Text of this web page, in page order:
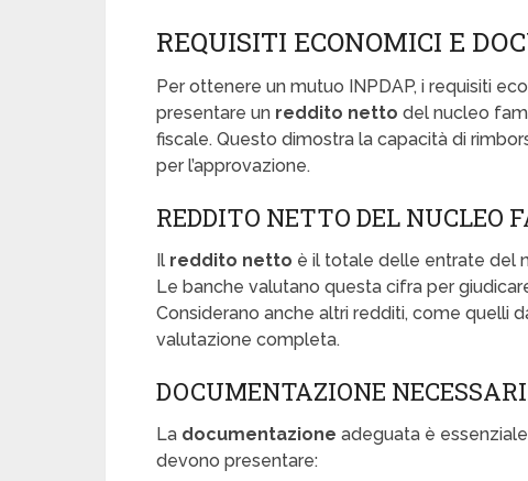
REQUISITI ECONOMICI E
Per ottenere un mutuo INPDAP, i requisiti
presentare un reddito netto del nucleo
fiscale. Questo dimostra la capacità di
per l’approvazione.
REDDITO NETTO DEL NUCLEO
Il reddito netto è il totale delle entrate del
Le banche valutano questa cifra per
Considerano anche altri redditi, come quelli
valutazione completa.
DOCUMENTAZIONE
La documentazione adeguata è
devono presentare: